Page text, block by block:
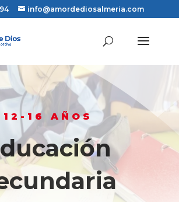
info@amordediosalmeria.com
12-16 AÑOS